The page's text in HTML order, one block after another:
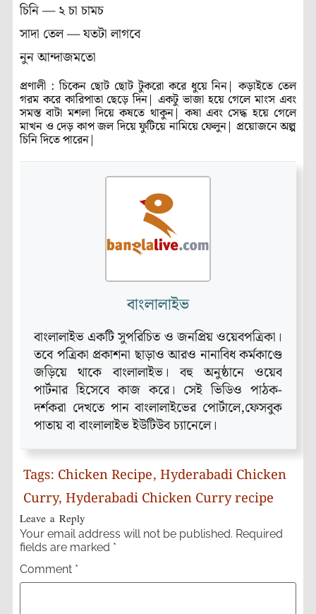
চিনি — ২ চা চামচ
সাদা তেল — যতটা লাগবে
নুন আন্দাজমতো
প্রণালী : চিকেন ছোট ছোট টুকরো করে ধুয়ে নিন| কড়াইতে তেল
গরম করে কারিপাতা ছেড়ে দিন| একটু ভাজা হয়ে গেলে মাংস এবং
সমস্ত বাটা মশলা দিয়ে কষতে থাকুন| কষা এবং সেদ্ধ হয়ে গেলে
মাখন ও দেড় কাপ জল দিয়ে ফুটিয়ে নামিয়ে ফেলুন| প্রয়োজনে অল্প
চিনি দিতে পারেন|
বাংলালাইভ
বাংলালাইভ একটি সুপরিচিত ও জনপ্রিয় ওয়েবপত্রিকা।
তবে পত্রিকা প্রকাশনা ছাড়াও আরও নানাবিধ কর্মকাণ্ডে
জড়িয়ে থাকে বাংলালাইভ। বহু অনুষ্ঠানে ওয়েব
পার্টনার হিসেবে কাজ করে। সেই ভিডিও পাঠক-
দর্শকরা দেখতে পান বাংলালাইভের পোর্টালে,ফেসবুক
পাতায় বা বাংলালাইভ ইউটিউব চ্যানেলে।
Tags: Chicken Recipe, Hyderabadi Chicken
Curry, Hyderabadi Chicken Curry recipe
Leave a Reply
Your email address will not be published. Required
fields are marked *
Comment *